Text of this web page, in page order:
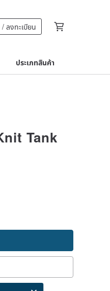
/ ลงทะเบียน
ประเภทสินค้า
Tank